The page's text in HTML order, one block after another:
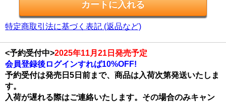
特定商取引法に基づく表記 (返品など)
<予約受付中>2025年11月21日発売予定
会員登録後ログインすれば10%OFF!
予約受付は発売日5日前まで、商品は入荷次第発送いたしま
す。
入荷が遅れる際はご連絡いたします。その場合のみキャン